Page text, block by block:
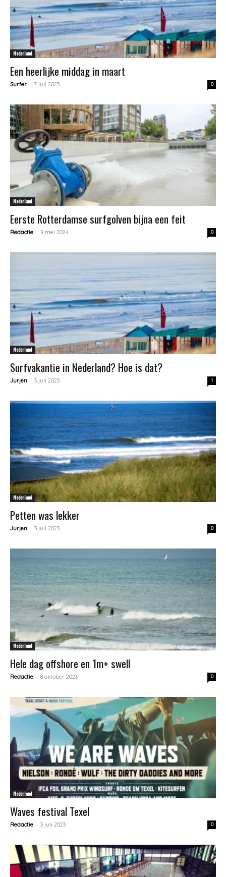
Nederland
Een heerlijke middag in maart
Surfer - 7 juli 2023 0
Nederland
Eerste Rotterdamse surfgolven bijna een feit
Redactie - 9 mei 2024 0
Nederland
Surfvakantie in Nederland? Hoe is dat?
Jurjen - 3 juli 2023 1
Nederland
Petten was lekker
Jurjen - 3 juli 2023 0
Nederland
Hele dag offshore en 1m+ swell
Redactie - 8 oktober 2023 0
Nederland
Waves festival Texel
Redactie - 3 juli 2023 0